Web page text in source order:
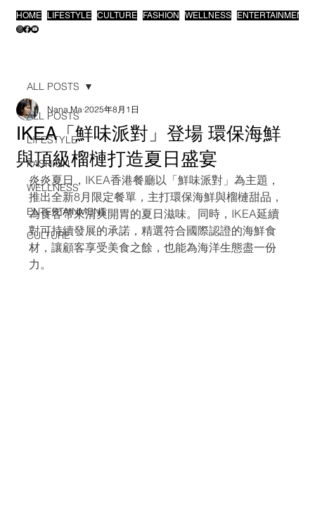
HOME LIFESTYLE CULTURE FASHION WELLNESS ENTERTAINMENT
ALL POSTS
LIFESTYLE
FASHION
WELLNESS
ENTERTAINMENT
CULTURE
ALL POSTS
IKEA「鮮味派對」登場 環保海鮮
與頂級榴槤打造夏日盛宴
Nana Ma 2025年8月1日
炎炎夏日，IKEA香港餐廳以「鮮味派對」為主題，
推出全新8月限定餐單，主打環保海鮮與榴槤甜品，
為食客帶來清爽開胃的夏日滋味。同時，IKEA延續
對可持續發展的承諾，精選符合國際認證的海鮮食
材，讓顧客享受美食之餘，也能為海洋生態盡一份
力。